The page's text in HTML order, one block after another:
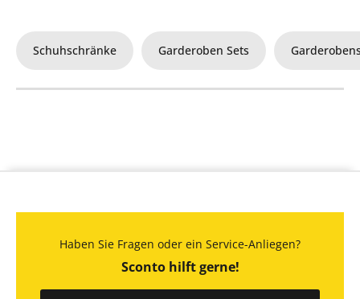
Schuhschränke Garderoben Sets
Haben Sie Fragen oder ein Service-Anliegen?
Sconto hilft gerne!